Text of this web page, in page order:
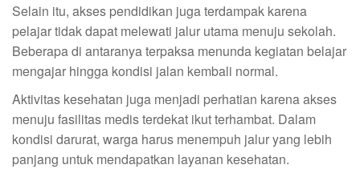
Selain itu, akses pendidikan juga terdampak karena
pelajar tidak dapat melewati jalur utama menuju sekolah.
Beberapa di antaranya terpaksa menunda kegiatan belajar
mengajar hingga kondisi jalan kembali normal.
Aktivitas kesehatan juga menjadi perhatian karena akses
menuju fasilitas medis terdekat ikut terhambat. Dalam
kondisi darurat, warga harus menempuh jalur yang lebih
panjang untuk mendapatkan layanan kesehatan.